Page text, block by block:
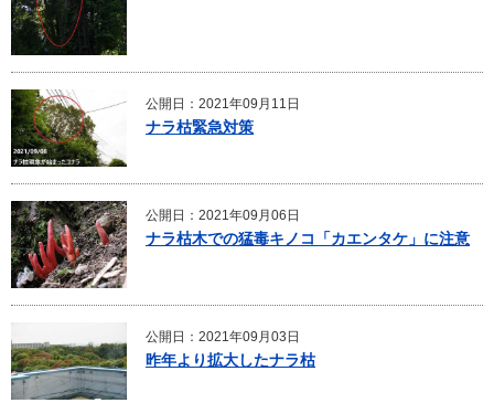
公開日：2021年09月11日
ナラ枯緊急対策
公開日：2021年09月06日
ナラ枯木での猛毒キノコ「カエンタケ」に注意
公開日：2021年09月03日
昨年より拡大したナラ枯